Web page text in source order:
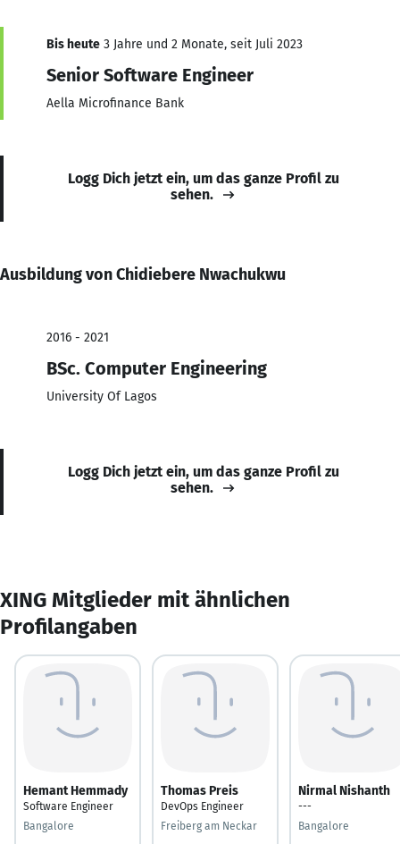
Bis heute 3 Jahre und 2 Monate, seit Juli 2023
Senior Software Engineer
Aella Microfinance Bank
Logg Dich jetzt ein, um das ganze Profil zu
sehen.
Ausbildung von Chidiebere Nwachukwu
2016 - 2021
BSc. Computer Engineering
University Of Lagos
Logg Dich jetzt ein, um das ganze Profil zu
sehen.
XING Mitglieder mit ähnlichen
Profilangaben
Hemant Hemmady
Software Engineer
Bangalore
Thomas Preis
DevOps Engineer
Freiberg am Neckar
Nirmal Nishanth
---
Bangalore